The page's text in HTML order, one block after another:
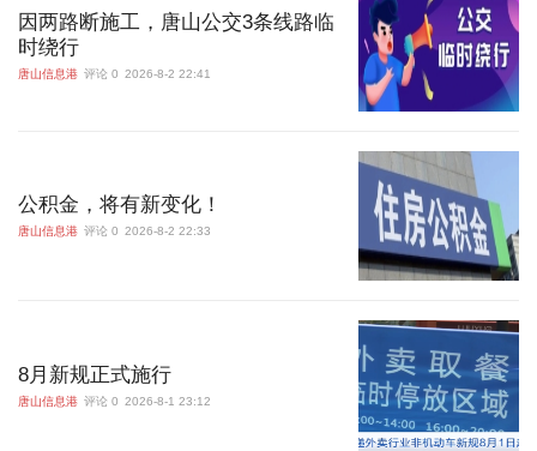
因两路断施工，唐山公交3条线路临
时绕行
唐山信息港 评论 0 2026-8-2 22:41
公积金，将有新变化！
唐山信息港 评论 0 2026-8-2 22:33
8月新规正式施行
唐山信息港 评论 0 2026-8-1 23:12